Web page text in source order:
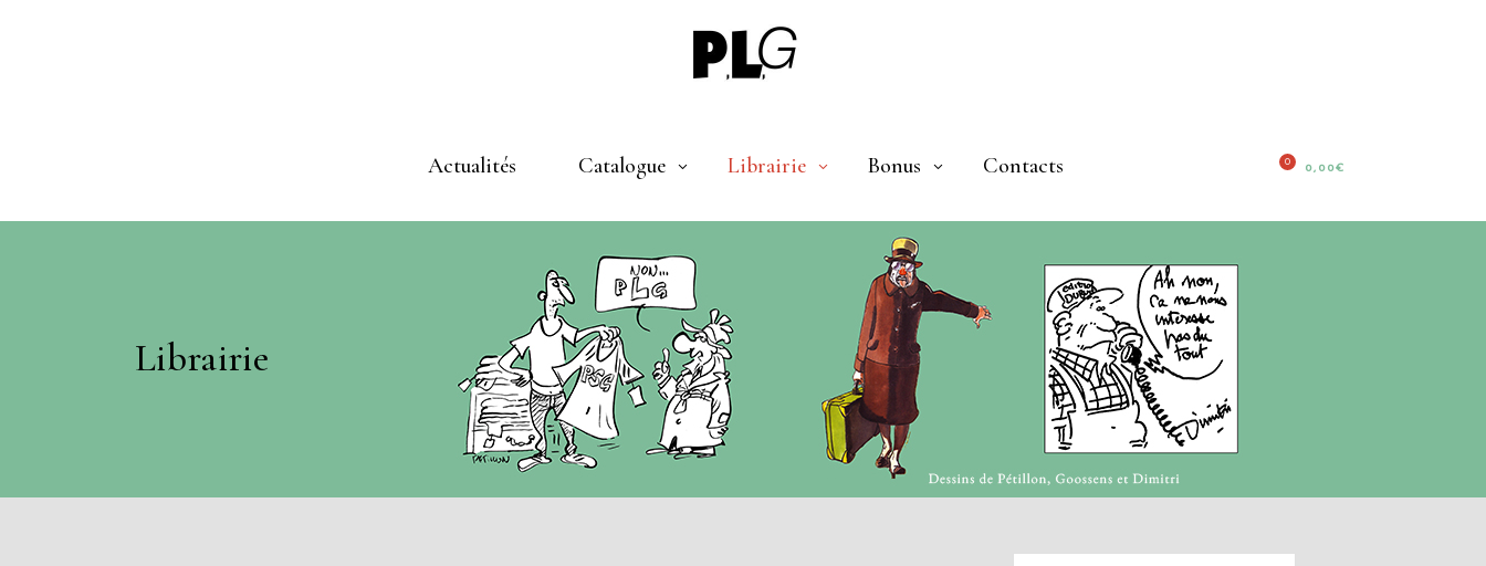
Actualités Catalogue Librairie Bonus Contacts 0 0,00€
No products in the cart.
Librairie